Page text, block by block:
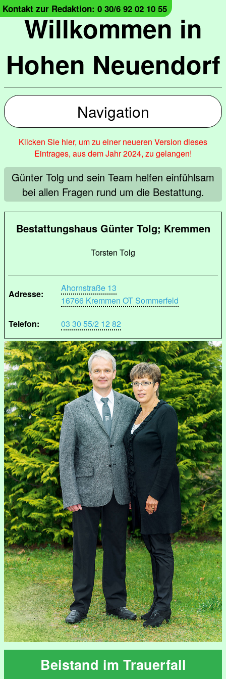
Willkommen in
Hohen Neuendorf
Kontakt zur Redaktion: 0 30/6 92 02 10 55
Navigation
Klicken Sie hier, um zu einer neueren Version dieses
Eintrages, aus dem Jahr 2024, zu gelangen!
Günter Tolg und sein Team helfen einfühlsam
bei allen Fragen rund um die Bestattung.
Bestattungshaus Günter Tolg; Kremmen
Torsten Tolg
Adresse:
Ahornstraße 13
16766 Kremmen OT Sommerfeld
Telefon:
03 30 55/2 12 82
Beistand im Trauerfall